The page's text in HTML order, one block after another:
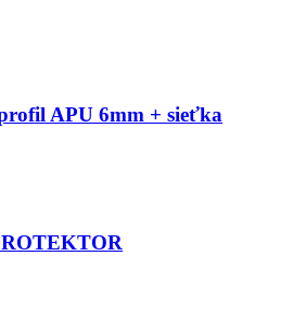
APU 6mm + sieťka